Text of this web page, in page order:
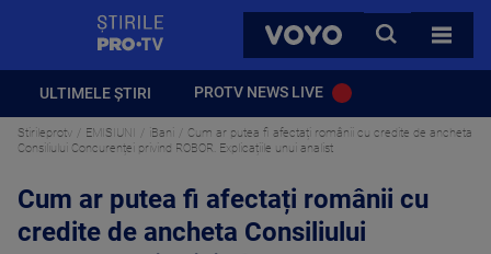
VOYO
CAUTA
TOATE
ULTIMELE ȘTIRI PROTV NEWS LIVE
Stirileprotv EMISIUNI iBani
Cum ar putea fi afectați românii cu credite de ancheta
Consiliului Concurenței privind ROBOR. Explicațiile unui analist
Cum ar putea fi afectați românii cu
credite de ancheta Consiliului